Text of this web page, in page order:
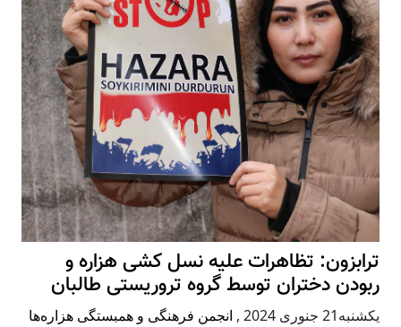
ترابزون: تظاهرات علیه نسل کشی هزاره و
ربودن دختران توسط گروه تروریستی طالبان
يكشنبه21 جنوری 2024 , انجمن فرهنگی و همبستگی هزاره‌ها